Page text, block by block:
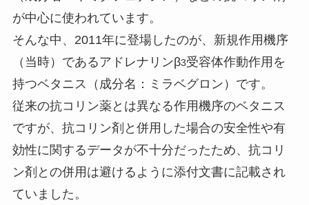
が中心に使われています。
そんな中、2011年に登場したのが、新規作用機序
（当時）であるアドレナリンβ3受容体作動作用を
持つベタニス（成分名：ミラベグロン）です。
従来の抗コリン薬とは異なる作用機序のベタニス
ですが、抗コリン剤と併用した場合の安全性や有
効性に関するデータが不十分だったため、抗コリ
ン剤との併用は避けるように添付文書に記載され
ていました。